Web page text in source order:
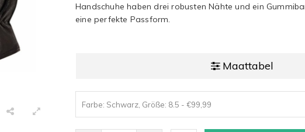
Handschuhe haben drei robusten Nähte und ein
eine perfekte Passform.
Maattabel
Farbe: Schwarz, Größe: 8.5 - €99,99